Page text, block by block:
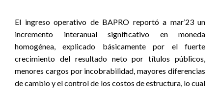
El ingreso operativo de BAPRO reportó a mar’23 un
incremento interanual significativo en moneda
homogénea, explicado básicamente por el fuerte
crecimiento del resultado neto por títulos públicos,
menores cargos por incobrabilidad, mayores diferencias
de cambio y el control de los costos de estructura, lo cual